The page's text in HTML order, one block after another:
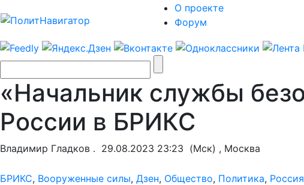
О проекте
Форум
«Начальник службы
России в БРИКС
Владимир Гладков . 29.08.2023 23:23 (Мск) , Москва
БРИКС, Вооруженные силы, Дзен, Общество, Политика, Россия